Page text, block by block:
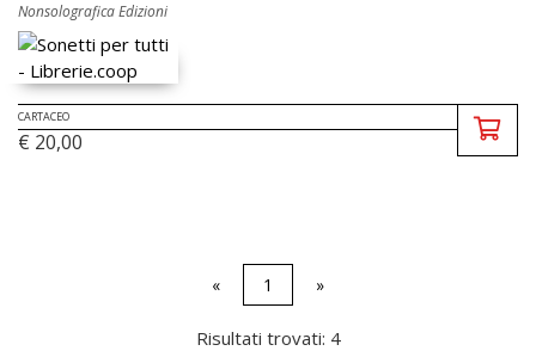
Nonsolografica Edizioni
CARTACEO
€ 20,00
« 1 »
Risultati trovati: 4